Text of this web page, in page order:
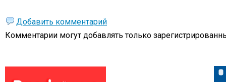
Добавить комментарий
Комментарии могут добавлять только